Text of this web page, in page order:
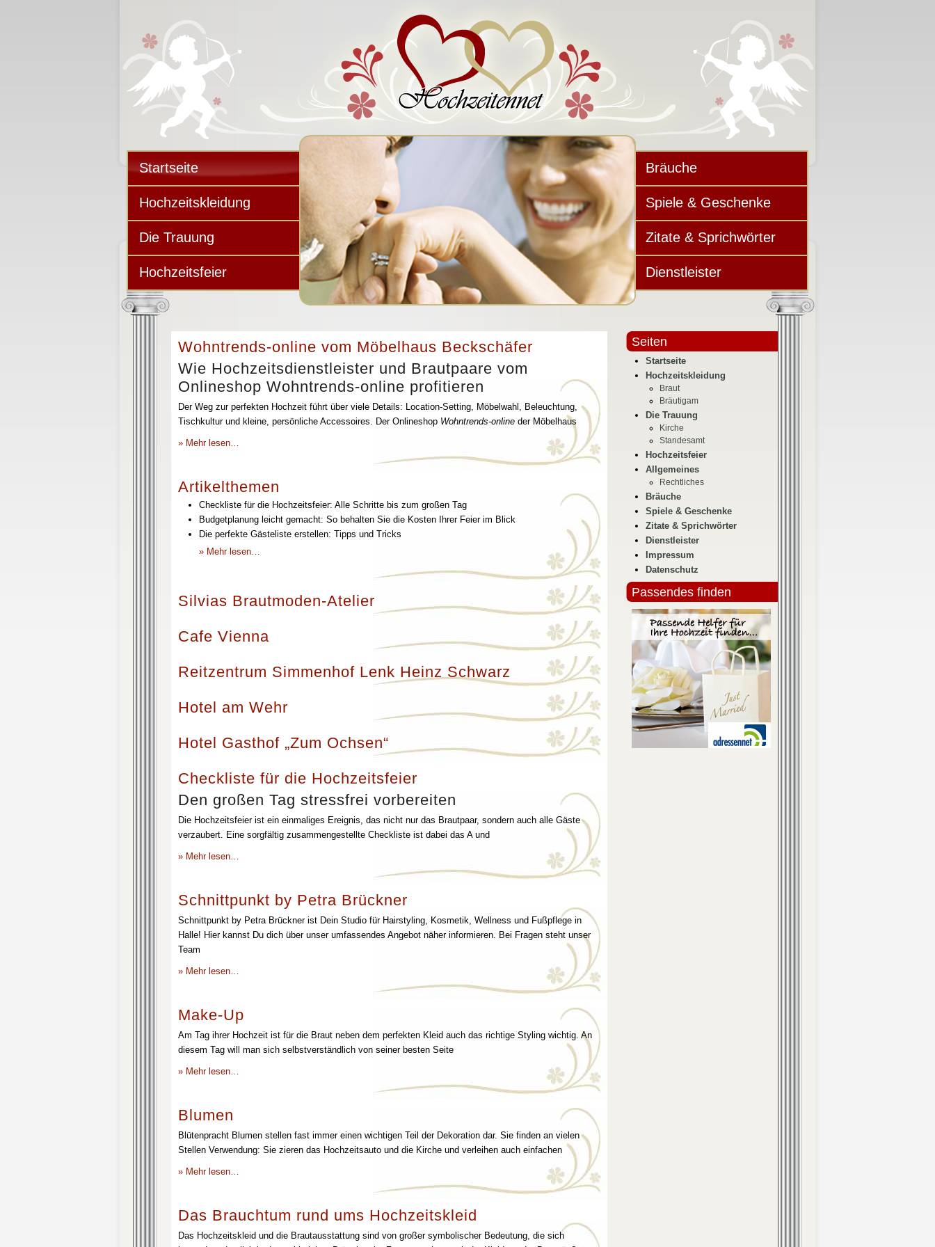
Startseite
Hochzeitskleidung
Die Trauung
Hochzeitsfeier
Bräuche
Spiele & Geschenke
Zitate & Sprichwörter
Dienstleister
Wohntrends-online vom Möbelhaus Beckschäfer
Wie Hochzeitsdienstleister und Brautpaare vom
Onlineshop Wohntrends-online profitieren
Der Weg zur perfekten Hochzeit führt über viele Details: Location-Setting, Möbelwahl, Beleuchtung,
Tischkultur und kleine, persönliche Accessoires. Der Onlineshop Wohntrends-online der Möbelhaus
» Mehr lesen…
Artikelthemen
Checkliste für die Hochzeitsfeier: Alle Schritte bis zum großen Tag
Budgetplanung leicht gemacht: So behalten Sie die Kosten Ihrer Feier im Blick
Die perfekte Gästeliste erstellen: Tipps und Tricks
» Mehr lesen…
Silvias Brautmoden-Atelier
Cafe Vienna
Reitzentrum Simmenhof Lenk Heinz Schwarz
Hotel am Wehr
Hotel Gasthof „Zum Ochsen“
Checkliste für die Hochzeitsfeier
Den großen Tag stressfrei vorbereiten
Die Hochzeitsfeier ist ein einmaliges Ereignis, das nicht nur das Brautpaar, sondern auch alle Gäste
verzaubert. Eine sorgfältig zusammengestellte Checkliste ist dabei das A und
» Mehr lesen…
Schnittpunkt by Petra Brückner
Schnittpunkt by Petra Brückner ist Dein Studio für Hairstyling, Kosmetik, Wellness und Fußpflege in
Halle! Hier kannst Du dich über unser umfassendes Angebot näher informieren. Bei Fragen steht unser
Team
» Mehr lesen…
Make-Up
Am Tag ihrer Hochzeit ist für die Braut neben dem perfekten Kleid auch das richtige Styling wichtig. An
diesem Tag will man sich selbstverständlich von seiner besten Seite
» Mehr lesen…
Blumen
Blütenpracht Blumen stellen fast immer einen wichtigen Teil der Dekoration dar. Sie finden an vielen
Stellen Verwendung: Sie zieren das Hochzeitsauto und die Kirche und verleihen auch einfachen
» Mehr lesen…
Das Brauchtum rund ums Hochzeitskleid
Das Hochzeitskleid und die Brautausstattung sind von großer symbolischer Bedeutung, die sich
Seiten
Startseite
Hochzeitskleidung
Braut
Bräutigam
Die Trauung
Kirche
Standesamt
Hochzeitsfeier
Allgemeines
Rechtliches
Bräuche
Spiele & Geschenke
Zitate & Sprichwörter
Dienstleister
Impressum
Datenschutz
Passendes finden